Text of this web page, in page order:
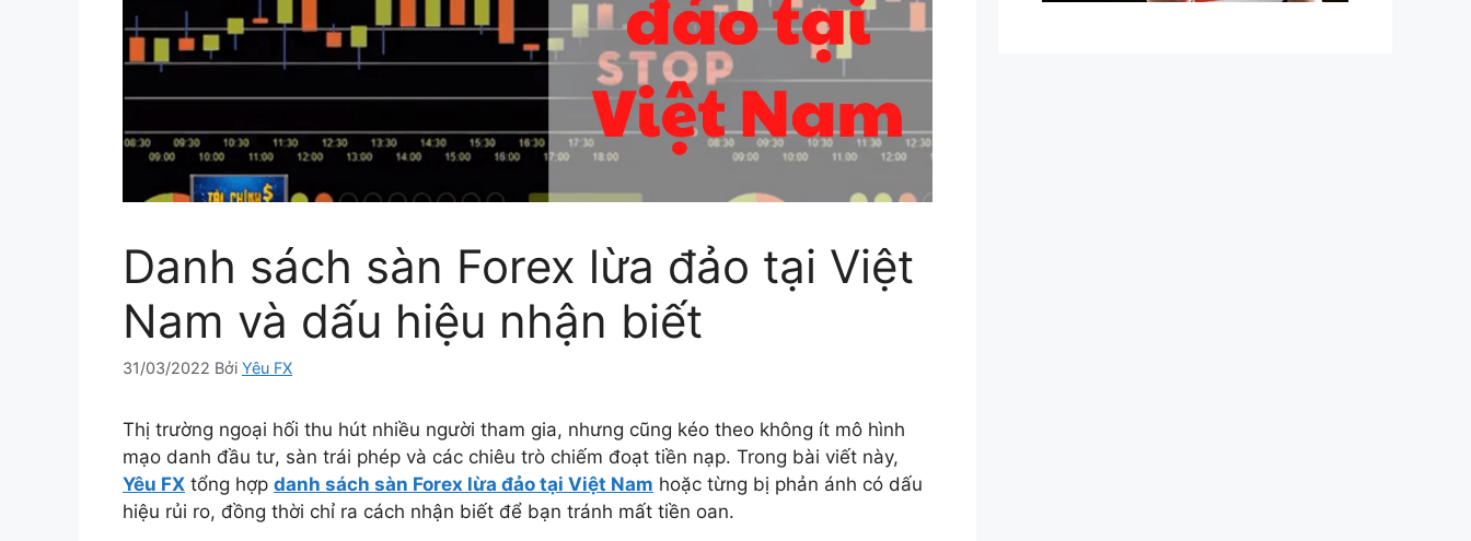
Danh sách sàn Forex lừa đảo tại Việt
Nam và dấu hiệu nhận biết
31/03/2022 Bởi Yêu FX
Thị trường ngoại hối thu hút nhiều người tham gia, nhưng cũng kéo theo không ít mô hình
mạo danh đầu tư, sàn trái phép và các chiêu trò chiếm đoạt tiền nạp. Trong bài viết này,
Yêu FX tổng hợp danh sách sàn Forex lừa đảo tại Việt Nam hoặc từng bị phản ánh có dấu
hiệu rủi ro, đồng thời chỉ ra cách nhận biết để bạn tránh mất tiền oan.